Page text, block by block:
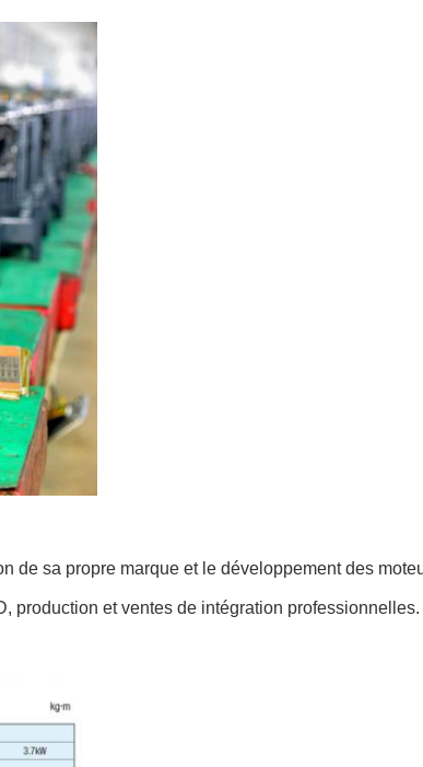
de sa propre marque et le développement des
production et ventes de intégration professionnelles.